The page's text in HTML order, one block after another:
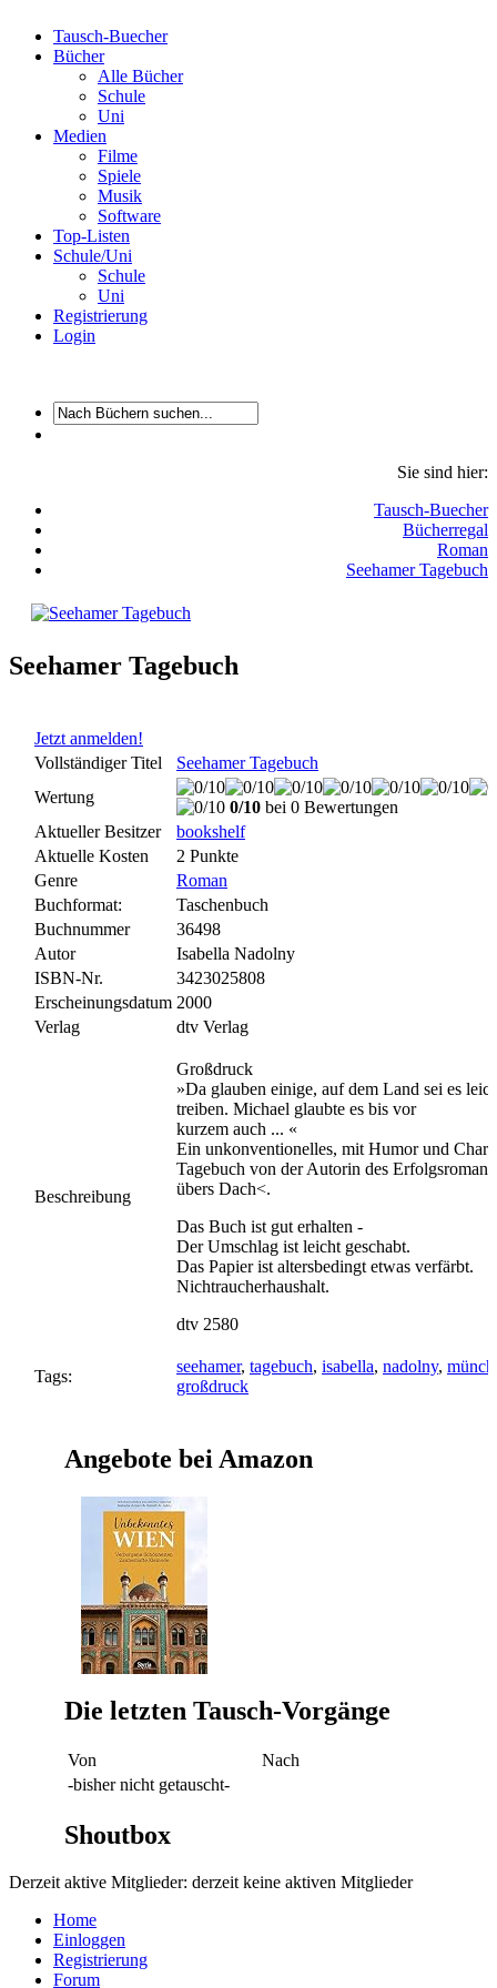
Tausch-Buecher
Bücher
Alle Bücher
Schule
Uni
Medien
Filme
Spiele
Musik
Software
Top-Listen
Schule/Uni
Schule
Uni
Registrierung
Login
Sie sind hier:
Tausch-Buecher
Bücherregal
Roman
Seehamer Tagebuch
Seehamer Tagebuch
Jetzt anmelden!
Vollständiger Titel
Seehamer Tagebuch
Wertung
0/10 bei 0 Bewertungen
Aktueller Besitzer
bookshelf
Aktuelle Kosten
2 Punkte
Genre
Roman
Buchformat:
Taschenbuch
Buchnummer
36498
Autor
Isabella Nadolny
ISBN-Nr.
3423025808
Erscheinungsdatum 2000
Verlag
dtv Verlag
Beschreibung
Großdruck
»Da glauben einige, auf dem Land sei es
treiben. Michael glaubte es bis vor
kurzem auch ... «
Ein unkonventionelles, mit Humor und
Tagebuch von der Autorin des
übers Dach<.
Das Buch ist gut erhalten -
Der Umschlag ist leicht geschabt.
Das Papier ist altersbedingt etwas verfärbt.
Nichtraucherhaushalt.
dtv 2580
Tags:
seehamer, tagebuch, isabella, nadolny,
großdruck
Angebote bei Amazon
Die letzten Tausch-Vorgänge
Von
Nach
-bisher nicht getauscht-
Shoutbox
Derzeit aktive Mitglieder: derzeit keine aktiven Mitglieder
Home
Einloggen
Registrierung
Forum